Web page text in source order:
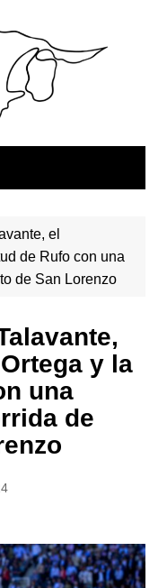
el
de Rufo con una
de San Lorenzo
y la
una
de